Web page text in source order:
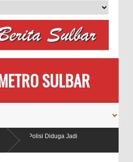
SULBAR
dan Polisi Diduga Jadi